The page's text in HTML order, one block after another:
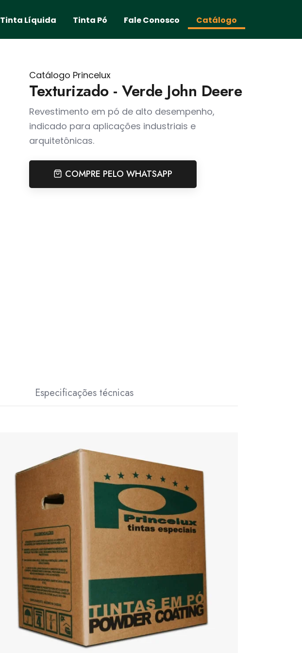
Tinta Líquida Tinta Pó Fale Conosco Catálogo
Catálogo Princelux
Texturizado - Verde John Deere
Revestimento em pó de alto desempenho,
indicado para aplicações industriais e
arquitetônicas.
COMPRE PELO WHATSAPP
Especificações técnicas